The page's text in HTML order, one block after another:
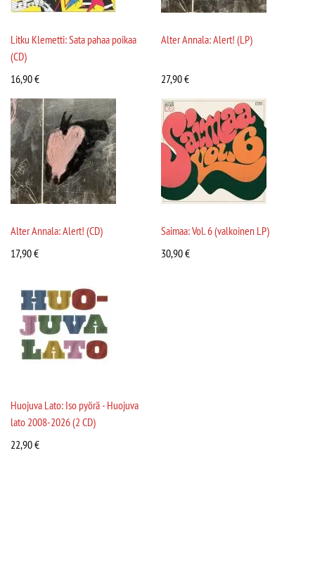
Litku Klemetti: Sata pahaa poikaa
(CD)
16,90€
Alter Annala: Alert! (LP)
27,90€
Alter Annala: Alert! (CD)
17,90€
Saimaa: Vol. 6 (valkoinen LP)
30,90€
Huojuva Lato: Iso pyörä - Huojuva
lato 2008-2026 (2 CD)
22,90€